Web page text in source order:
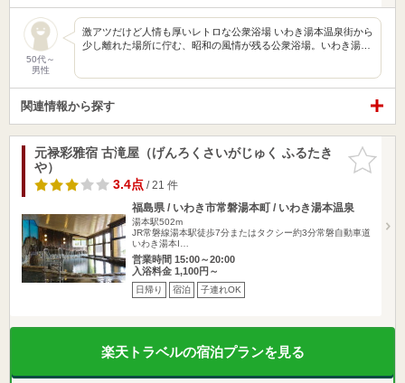
50代～
男性
激アツだけど人情も厚いレトロな公衆浴場 いわき湯本温泉街から
少し離れた場所に佇む、昭和の風情が残る公衆浴場。いわき湯…
関連情報から探す
お気に入
りに追加
元禄彩雅宿 古滝屋（げんろくさいがじゅく ふるたき
や）
3.4点/ 21 件
福島県 / いわき市常磐湯本町 / いわき湯本温泉
湯本駅502m
JR常磐線湯本駅徒歩7分またはタクシー約3分常磐自動車道
いわき湯本I…
営業時間 15:00～20:00
入浴料金 1,100円～
日帰り 宿泊 子連れOK
楽天トラベルの宿泊プランを見る